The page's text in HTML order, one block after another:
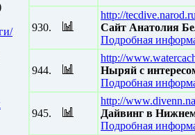
930.
http://
Сайт Анатолия
Подробная
944.
http://
Ныряй с
Подробная
945.
http://
Дайвинг в
Подробная